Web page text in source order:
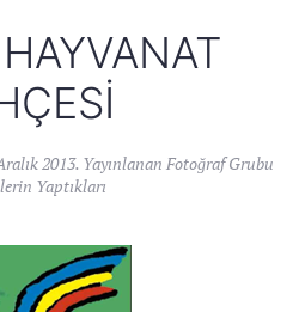
2013. Yayınlanan Fotoğraf Grubu
Yaptıkları